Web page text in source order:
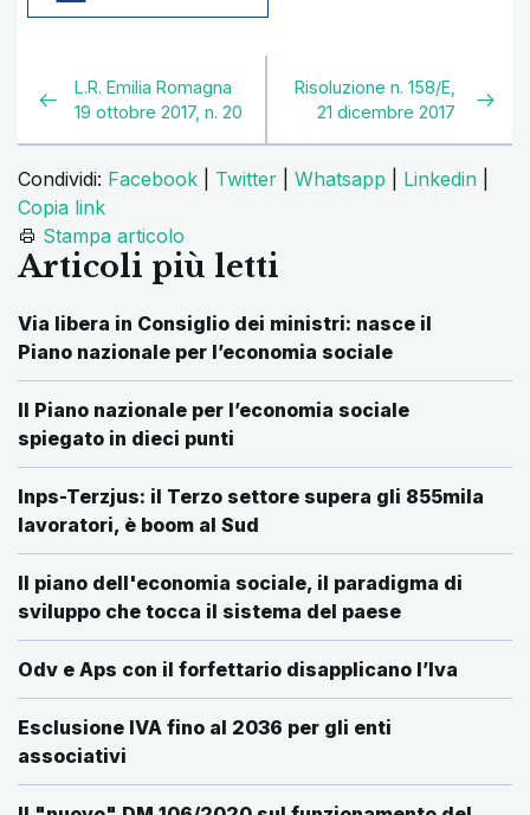
L.R. Emilia Romagna
19 ottobre 2017, n. 20
Risoluzione n. 158/E,
21 dicembre 2017
Condividi: Facebook Twitter Whatsapp Linkedin
Copia link
Stampa articolo
Articoli più letti
Via libera in Consiglio dei ministri: nasce il
Piano nazionale per l’economia sociale
Il Piano nazionale per l’economia sociale
spiegato in dieci punti
Inps-Terzjus: il Terzo settore supera gli 855mila
lavoratori, è boom al Sud
Il piano dell'economia sociale, il paradigma di
sviluppo che tocca il sistema del paese
Odv e Aps con il forfettario disapplicano l’Iva
Esclusione IVA fino al 2036 per gli enti
associativi